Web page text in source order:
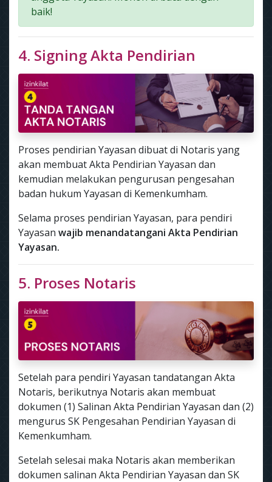
baik!
4. Signing Akta Pendirian
Proses pendirian Yayasan dibuat di Notaris yang
akan membuat Akta Pendirian Yayasan dan
kemudian melakukan pengurusan pengesahan
badan hukum Yayasan di Kemenkumham.
Selama proses pendirian Yayasan, para pendiri
Yayasan wajib menandatangani Akta Pendirian
Yayasan.
5. Proses Notaris
Setelah para pendiri Yayasan tandatangan Akta
Notaris, berikutnya Notaris akan membuat
dokumen (1) Salinan Akta Pendirian Yayasan dan (2)
mengurus SK Pengesahan Pendirian Yayasan di
Kemenkumham.
Setelah selesai maka Notaris akan memberikan
dokumen salinan Akta Pendirian Yayasan dan SK